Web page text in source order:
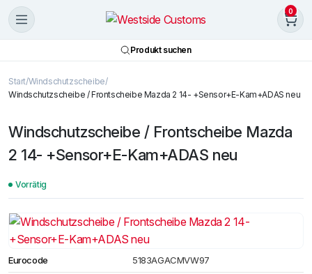
0
Produkt suchen
Start Windschutzscheibe
Windschutzscheibe / Frontscheibe Mazda 2 14- +Sensor+E-Kam+ADAS neu
Windschutzscheibe / Frontscheibe Mazda
2 14- +Sensor+E-Kam+ADAS neu
Vorrätig
Eurocode 5183AGACMVW97